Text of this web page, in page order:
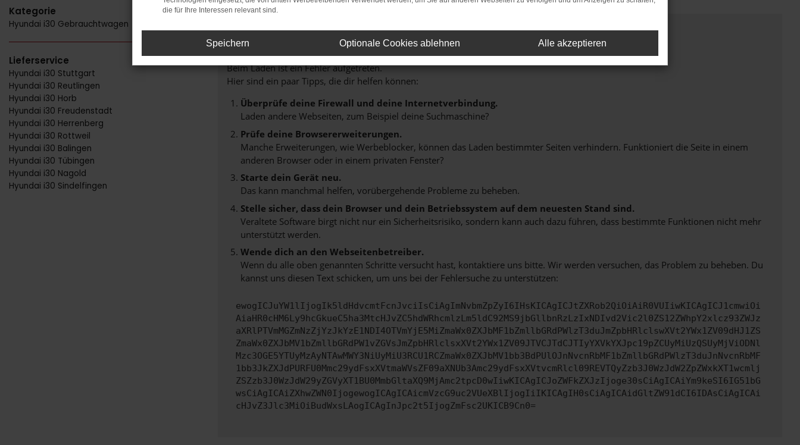
Kategorie
Hyundai i30 Gebrauchtwagen
Lieferservice
Hyundai i30 Stuttgart
Hyundai i30 Reutlingen
Hyundai i30 Horb
Hyundai i30 Freudenstadt
Hyundai i30 Herrenberg
Hyundai i30 Rottweil
Hyundai i30 Balingen
Hyundai i30 Tübingen
Hyundai i30 Nagold
Hyundai i30 Sindelfingen
FEHLER: NETWORK ERROR
Beim Laden ist ein Fehler aufgetreten.
Hier sind ein paar Tipps, die dir helfen können:
Überprüfe deine Firewall und deine Internetverbindung.
Laden andere Webseiten, zum Beispiel deine Suchmaschine?
Prüfe deine Browsererweiterungen.
Manche Erweiterungen, wie Werbeblocker, können das Laden bestimmter Seiten verhindern. Funktioniert die Seite in einem
anderen Browser oder in einem privaten Fenster?
Starte dein Gerät neu.
Das kann manchmal helfen, vorübergehende Probleme zu beheben.
Stelle sicher, dass dein Browser und dein Betriebssystem auf dem neuesten Stand sind.
Veraltete Software birgt nicht nur ein Sicherheitsrisiko, sondern kann auch dazu führen, dass bestimmte Funktionen nicht mehr
unterstützt werden.
Wende dich an den Webseitenbetreiber.
Wenn du alle oben genannten Schritte versucht hast, kontaktiere uns bitte. Wir werden versuchen, das Problem zu beheben. Du
kannst uns diesen Text schicken, um uns bei der Fehlersuche zu unterstützen:
ewogICJuYW1lIjogIk5ldHdvcmtFcnJvciIsCiAgImNvbmZpZyI6IHsKICAgICJtZXRob2QiOiAiR0VUIiwKICAgICJ1cmwiOi
AiaHR0cHM6Ly9hcGkueC5ha3MtcHJvZC5hdWRhcmlzLm5ldC92MS9jbGllbnRzLzIxNDIvd2Vic2l0ZS12ZWhpY2xlcz93ZWJz
aXRlPTVmMGZmNzZjYzJkYzE1NDI4OTVmYjE5MiZmaWx0ZXJbMF1bZmllbGRdPWlzT3duJmZpbHRlclswXVt2YWx1ZV09dHJ1ZS
ZmaWx0ZXJbMV1bZmllbGRdPW1vZGVsJmZpbHRlclsxXVt2YWx1ZV09JTVCJTdCJTIyYXVkYXJpc19pZCUyMiUzQSUyMjViODNl
Mzc3OGE5YTUyMzAyNTAwMWY3NiUyMiU3RCU1RCZmaWx0ZXJbMV1bb3BdPUlOJnNvcnRbMF1bZmllbGRdPWlzT3duJnNvcnRbMF
1bb3JkZXJdPURFU0Mmc29ydFsxXVtmaWVsZF09aXNUb3Amc29ydFsxXVtvcmRlcl09REVTQyZzb3J0WzJdW2ZpZWxkXT1wcmlj
ZSZzb3J0WzJdW29yZGVyXT1BU0MmbGltaXQ9MjAmc2tpcD0wIiwKICAgICJoZWFkZXJzIjoge30sCiAgICAiYm9keSI6IG51bG
wsCiAgICAiZXhwZWN0IjogewogICAgICAicmVzcG9uc2VUeXBlIjogIiIKICAgIH0sCiAgICAidGltZW91dCI6IDAsCiAgICAi
cHJvZ3Jlc3MiOiBudWxsLAogICAgInJpc2t5IjogZmFsc2UKICB9Cn0=
die für Ihre Interessen relevant sind.
Speichern Optionale Cookies ablehnen Alle akzeptieren